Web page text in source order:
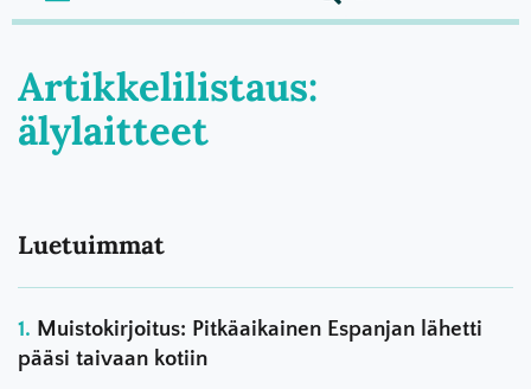
Artikkelilistaus:
älylaitteet
Luetuimmat
Muistokirjoitus: Pitkäaikainen Espanjan lähetti
pääsi taivaan kotiin